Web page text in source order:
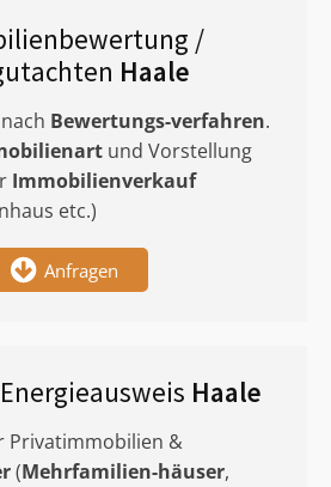
/
Haale
Bewertungs-verfahren.
und Vorstellung
Immobilienverkauf
etc.)
Anfragen
Haale
Privatimmobilien &
(Mehrfamilien-häuser,